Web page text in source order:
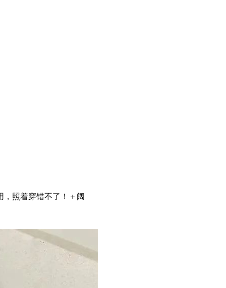
照着穿错不了！＋阔